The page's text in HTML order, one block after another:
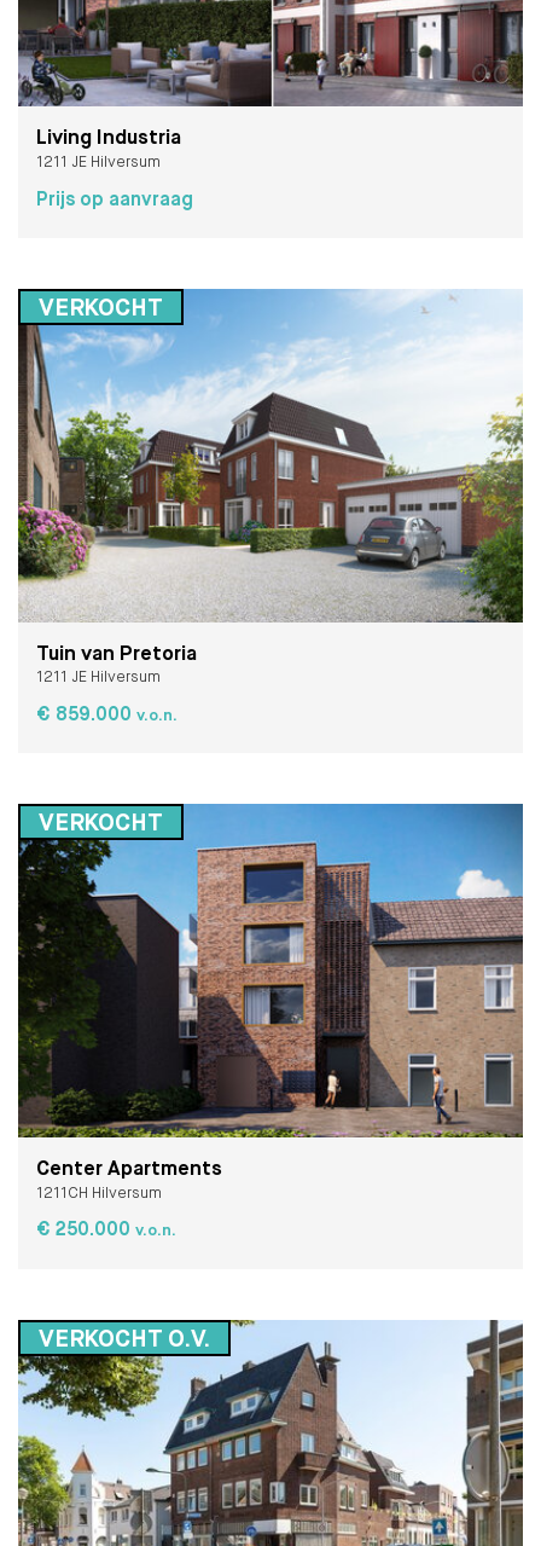
Living Industria
1211 JE Hilversum
Prijs op aanvraag
VERKOCHT
Tuin van Pretoria
1211 JE Hilversum
€ 859.000 v.o.n.
VERKOCHT
Center Apartments
1211CH Hilversum
€ 250.000 v.o.n.
VERKOCHT O.V.